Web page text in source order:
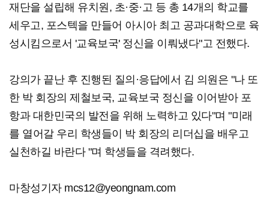
재단을 설립해 유치원, 초·중·고 등 총 14개의 학교를
세우고, 포스텍을 만들어 아시아 최고 공과대학으로 육
성시킴으로서 '교육보국' 정신을 이뤄냈다"고 전했다.
강의가 끝난 후 진행된 질의·응답에서 김 의원은 "나 또
한 박 회장의 제철보국, 교육보국 정신을 이어받아 포
항과 대한민국의 발전을 위해 노력하고 있다"며 "미래
를 열어갈 우리 학생들이 박 회장의 리더십을 배우고
실천하길 바란다 "며 학생들을 격려했다.
마창성기자 mcs12@yeongnam.com